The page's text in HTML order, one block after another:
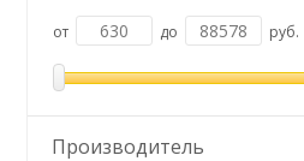
от до руб.
Производитель